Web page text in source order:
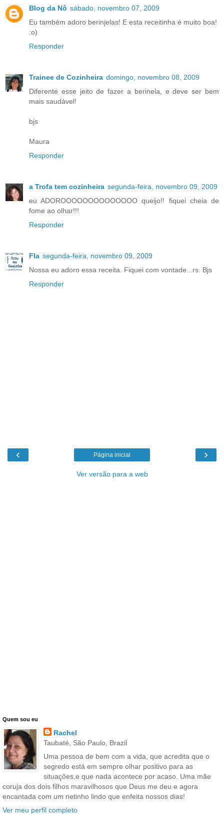
Blog da Nô sábado, novembro 07, 2009
Eu também adoro berinjelas! E esta receitinha é muito boa!
:o)
Responder
Trainee de Cozinheira domingo, novembro 08, 2009
Diferente esse jeito de fazer a berinela, e deve ser bem
mais saudável!
bjs
Maura
Responder
a Trofa tem cozinheira segunda-feira, novembro 09, 2009
eu ADOROOOOOOOOOOOOOO queijo!! fiquei cheia de
fome ao olhar!!!
Responder
Fla segunda-feira, novembro 09, 2009
Nossa eu adoro essa receita. Fiquei com vontade...rs. Bjs
Responder
‹ ›
Página inicial
Ver versão para a web
Quem sou eu
Rachel
Taubaté, São Paulo, Brazil
Uma pessoa de bem com a vida, que acredita que o
segredo está em sempre olhar positivo para as
situações,e que nada acontece por acaso. Uma mãe
coruja dos dois filhos maravilhosos que Deus me deu e agora
encantada com um netinho lindo que enfeita nossos dias!
Ver meu perfil completo